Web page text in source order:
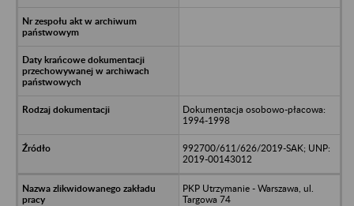
Dokumentacja osobowo-płacowa:
1994-1998
992700/611/626/2019-SAK; UNP:
2019-00143012
PKP Utrzymanie - Warszawa, ul.
Targowa 74